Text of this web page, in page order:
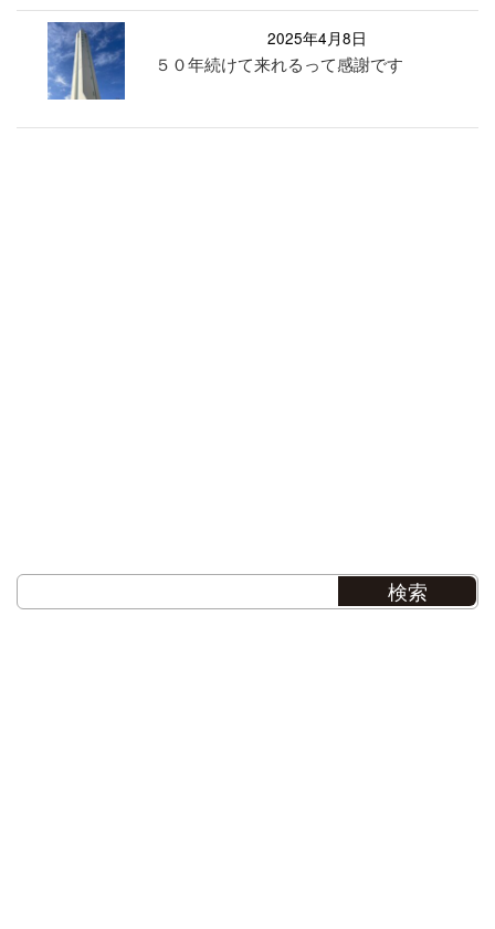
2025年4月8日
５０年続けて来れるって感謝です